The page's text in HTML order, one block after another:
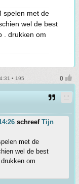
spelen met de
wel de best
. drukken om
• 195
schreef Tijn
met de
wel de best
om